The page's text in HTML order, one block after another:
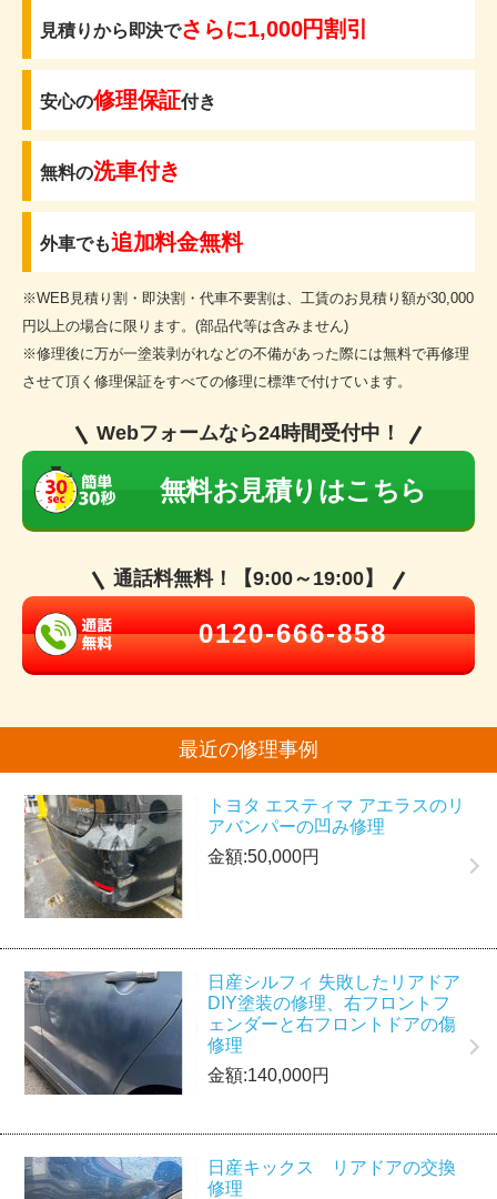
見積りから即決でさらに1,000円割引
安心の修理保証付き
無料の洗車付き
外車でも追加料金無料
※WEB見積り割・即決割・代車不要割は、工賃のお見積り額が30,000
円以上の場合に限ります。(部品代等は含みません)
※修理後に万が一塗装剥がれなどの不備があった際には無料で再修理
させて頂く修理保証をすべての修理に標準で付けています。
Webフォームなら24時間受付中！
無料お見積りはこちら
通話料無料！【9:00～19:00】
0120-666-858
最近の修理事例
トヨタ エスティマ アエラスのリ
アバンパーの凹み修理
金額:50,000円
日産シルフィ 失敗したリアドア
DIY塗装の修理、右フロントフ
ェンダーと右フロントドアの傷
修理
金額:140,000円
日産キックス リアドアの交換
修理